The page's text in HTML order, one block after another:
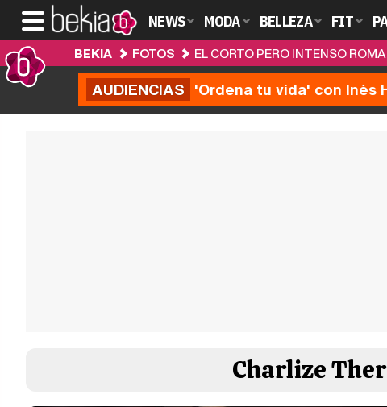
NEWS MODA BELLEZA FIT
BEKIA FOTOS EL CORTO PERO INTENSO
AUDIENCIAS 'Ordena tu vida' con Inés
Charlize